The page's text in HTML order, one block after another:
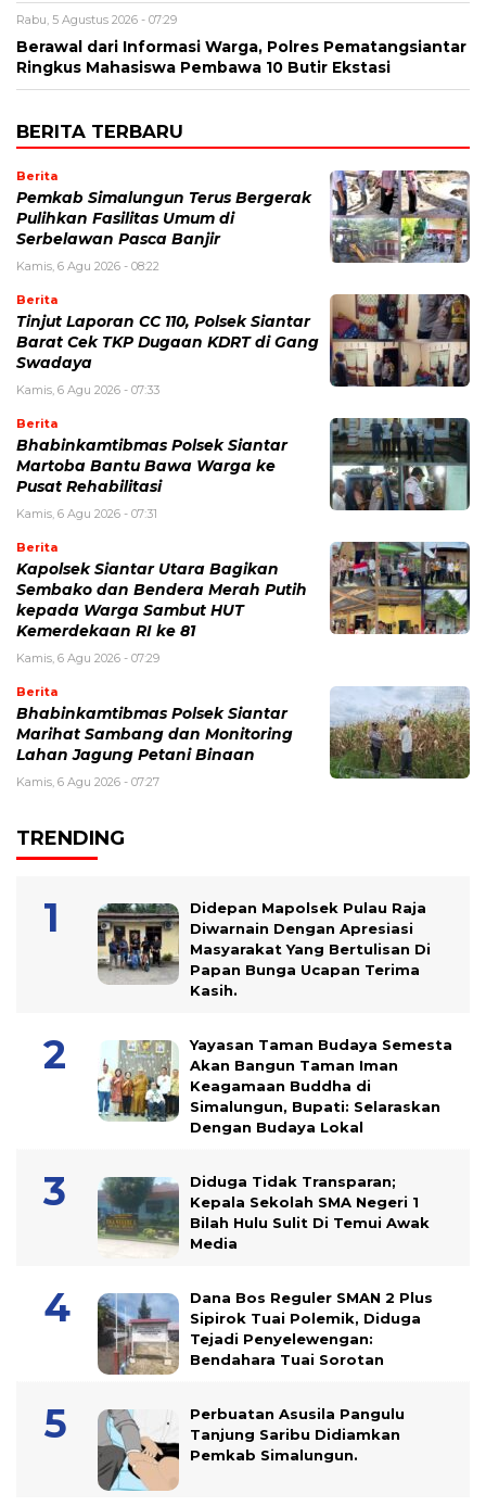
Rabu, 5 Agustus 2026 - 07:29
Berawal dari Informasi Warga, Polres Pematangsiantar
Ringkus Mahasiswa Pembawa 10 Butir Ekstasi
BERITA TERBARU
Berita
Pemkab Simalungun Terus Bergerak
Pulihkan Fasilitas Umum di
Serbelawan Pasca Banjir
Kamis, 6 Agu 2026 - 08:22
Berita
Tinjut Laporan CC 110, Polsek Siantar
Barat Cek TKP Dugaan KDRT di Gang
Swadaya
Kamis, 6 Agu 2026 - 07:33
Berita
Bhabinkamtibmas Polsek Siantar
Martoba Bantu Bawa Warga ke
Pusat Rehabilitasi
Kamis, 6 Agu 2026 - 07:31
Berita
Kapolsek Siantar Utara Bagikan
Sembako dan Bendera Merah Putih
kepada Warga Sambut HUT
Kemerdekaan RI ke 81
Kamis, 6 Agu 2026 - 07:29
Berita
Bhabinkamtibmas Polsek Siantar
Marihat Sambang dan Monitoring
Lahan Jagung Petani Binaan
Kamis, 6 Agu 2026 - 07:27
TRENDING
Didepan Mapolsek Pulau Raja
Diwarnain Dengan Apresiasi
Masyarakat Yang Bertulisan Di
Papan Bunga Ucapan Terima
Kasih.
Yayasan Taman Budaya Semesta
Akan Bangun Taman Iman
Keagamaan Buddha di
Simalungun, Bupati: Selaraskan
Dengan Budaya Lokal
Diduga Tidak Transparan;
Kepala Sekolah SMA Negeri 1
Bilah Hulu Sulit Di Temui Awak
Media
Dana Bos Reguler SMAN 2 Plus
Sipirok Tuai Polemik, Diduga
Tejadi Penyelewengan:
Bendahara Tuai Sorotan
Perbuatan Asusila Pangulu
Tanjung Saribu Didiamkan
Pemkab Simalungun.